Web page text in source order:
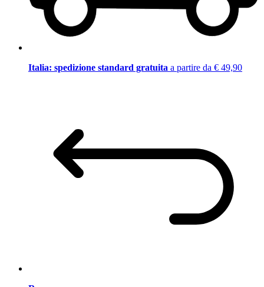
Italia: spedizione standard gratuita a partire da € 49,90